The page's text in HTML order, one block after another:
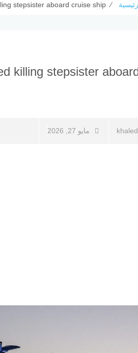
⁄
stepsister aboard cruise ship
killing stepsister
مايو 27, 2026